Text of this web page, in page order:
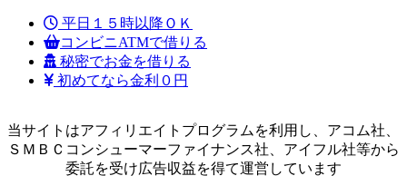
平日１５時以降ＯＫ
コンビニATMで借りる
秘密でお金を借りる
初めてなら金利０円
当サイトはアフィリエイトプログラムを利用し、アコム社、
ＳＭＢＣコンシューマーファイナンス社、アイフル社等から
委託を受け広告収益を得て運営しています